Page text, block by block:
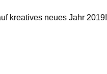
kreatives neues Jahr 2019!